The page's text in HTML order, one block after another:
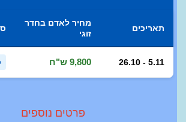
תאריכים
מחיר לאדם בחדר
זוגי
26.10 - 5.11 9,800 ש"ח
פרטים נוספים